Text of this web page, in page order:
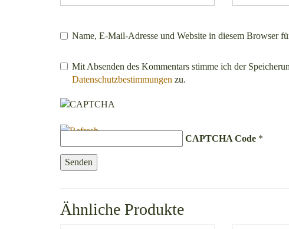
Name, E-Mail-Adresse und Website in diesem Browser
Mit Absenden des Kommentars stimme ich der
Datenschutzbestimmungen zu.
CAPTCHA Code *
Ähnliche Produkte